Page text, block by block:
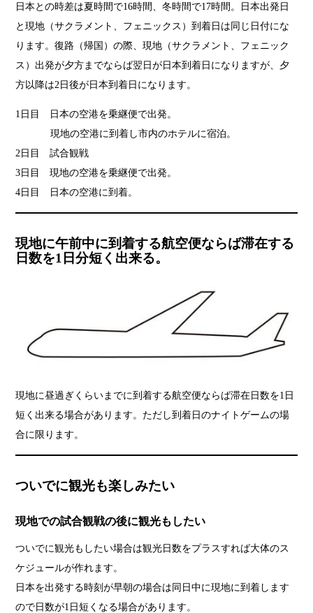
日本との時差は夏時間で16時間、冬時間で17時間。日本出発日
と現地（サクラメント、フェニックス）到着日は同じ日付にな
ります。復路（帰国）の際、現地（サクラメント、フェニック
ス）出発が夕方までならば翌日が日本到着日になりますが、夕
方以降は2日後が日本到着日になります。
1日目 日本の空港を乗継便で出発。
現地の空港に到着し市内のホテルに宿泊。
2日目 試合観戦
3日目 現地の空港を乗継便で出発。
4日目 日本の空港に到着。
現地に午前中に到着する航空便ならば滞在する
日数を1日分短く出来る。
現地に昼過ぎくらいまでに到着する航空便ならば滞在日数を1日
短く出来る場合があります。ただし到着日のナイトゲームの場
合に限ります。
ついでに観光も楽しみたい
現地での試合観戦の後に観光もしたい
ついでに観光もしたい場合は観光日数をプラスすれば大体のス
ケジュールが作れます。
日本を出発する時刻が早朝の場合は同日中に現地に到着します
ので日数が1日短くなる場合があります。